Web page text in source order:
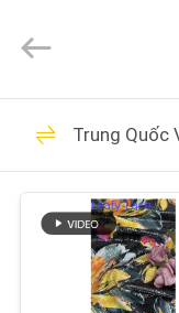
NHÀ
SẢN
PHẨM
Leafy
Textiles
All
Reserved.
Vải
Trung Quốc